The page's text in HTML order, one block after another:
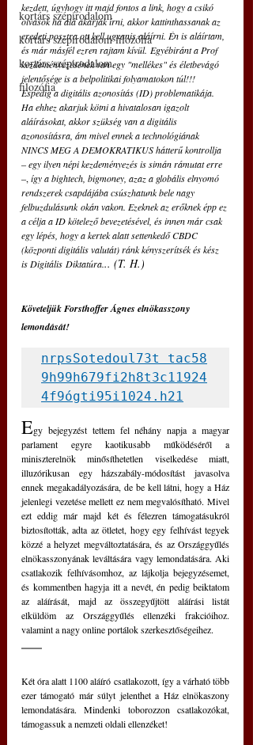
kortárs szépirodalom
kortárs szépirodalom filozófia
kortárs szépirodalom
filozófia
kezdett, úgyhogy itt majd fontos a link, hogy a csikó
olvasók ha alá akarják írni, akkor kattinthassanak az
eredeti posztra ott kell ugyanis aláírni. Én is aláírtam,
és már másfél ezren rajtam kívül. Egyébiránt a Prof
kezdeményezésének van egy "mellékes" és életbevágó
jelentősége is a belpolitikai folyamatokon túl!!!
Éspedig a digitális azonosítás (ID) problematikája.
Ha ehhez akarjuk kötni a hivatalosan igazolt
aláírásokat, akkor szükség van a digitális
azonosításra, ám mivel ennek a technológiának
NINCS MEG A DEMOKRATIKUS hátterű kontrollja
‒ egy ilyen népi kezdeményezés is simán rámutat erre
‒, így a bightech, bigmoney, azaz a globális elnyomó
rendszerek csapdájába csúszhatunk bele nagy
felbuzdulásunk okán vakon. Ezeknek az erőknek épp ez
a célja a ID kötelező bevezetésével, és innen már csak
egy lépés, hogy a kertek alatt settenkedő CBDC
(központi digitális valutát) ránk kényszerítsék és kész
is Digitális Diktatúra... (T. H.)
Követeljük Forsthoffer Ágnes elnökasszony
lemondását!
nrpsSotedoul73t tac58
9h99h679fi2h8t3c11924
4f9ógti95i1024.h21
Egy bejegyzést tettem fel néhány napja a magyar
parlament egyre kaotikusabb működéséről a
miniszterelnök minősíthetetlen viselkedése miatt,
illuzórikusan egy házszabály-módosítást javasolva
ennek megakadályozására, de be kell látni, hogy a Ház
jelenlegi vezetése mellett ez nem megvalósítható. Mivel
ezt eddig már majd két és félezren támogatásukról
biztosították, adta az ötletet, hogy egy felhívást tegyek
közzé a helyzet megváltoztatására, és az Országgyűlés
elnökasszonyának leváltására vagy lemondatására. Aki
csatlakozik felhívásomhoz, az lájkolja bejegyzésemet,
és kommentben hagyja itt a nevét, én pedig beiktatom
az aláírását, majd az összegyűjtött aláírási listát
elküldöm az Országgyűlés ellenzéki frakcióihoz.
valamint a nagy online portálok szerkesztőségeihez.
Két óra alatt 1100 aláíró csatlakozott, így a várható több
ezer támogató már súlyt jelenthet a Ház elnökaszony
lemondatására. Mindenki toborozzon csatlakozókat,
támogassuk a nemzeti oldali ellenzéket!